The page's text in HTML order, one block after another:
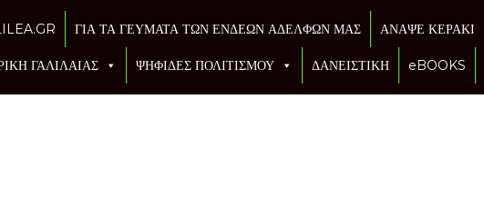
ΓΙΑ ΤΑ ΓΕΥΜΑΤΑ ΤΩΝ ΕΝΔΕΩΝ ΑΔΕΛΦΩΝ ΜΑΣ ΑΝΑΨΕ ΚΕΡΑΚΙ
ΓΑΛΙΛΑΙΑΣ ΨΗΦΙΔΕΣ ΠΟΛΙΤΙΣΜΟΥ ΔΑΝΕΙΣΤΙΚΗ eBOOKS